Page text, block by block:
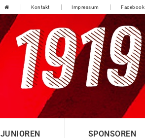
Kontakt Impressum Facebook
JUNIOREN SPONSOREN